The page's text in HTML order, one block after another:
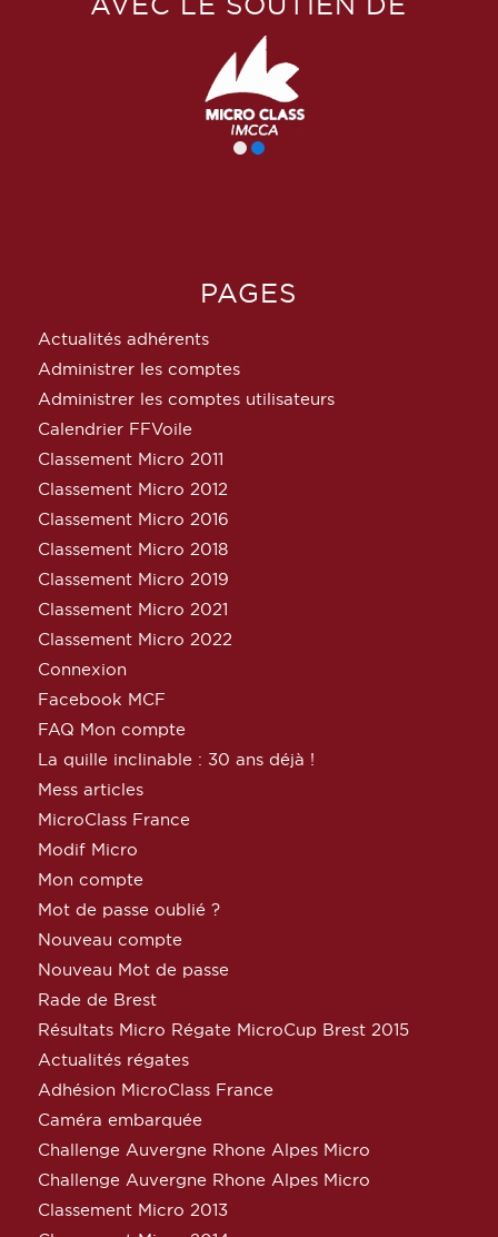
PAGES
Actualités adhérents
Administrer les comptes
Administrer les comptes utilisateurs
Calendrier FFVoile
Classement Micro 2011
Classement Micro 2012
Classement Micro 2016
Classement Micro 2018
Classement Micro 2019
Classement Micro 2021
Classement Micro 2022
Connexion
Facebook MCF
FAQ Mon compte
La quille inclinable : 30 ans déjà !
Mess articles
MicroClass France
Modif Micro
Mon compte
Mot de passe oublié ?
Nouveau compte
Nouveau Mot de passe
Rade de Brest
Résultats Micro Régate MicroCup Brest 2015
Actualités régates
Adhésion MicroClass France
Caméra embarquée
Challenge Auvergne Rhone Alpes Micro
Challenge Auvergne Rhone Alpes Micro
Classement Micro 2013